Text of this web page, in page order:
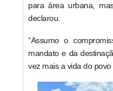
para área urbana,
declarou.
“Assumo o
mandato e da
vez mais a vida do povo